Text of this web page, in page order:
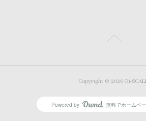
Copyright © 2026 Oi-
Powered by AmebaOwnd
無料でホームペ